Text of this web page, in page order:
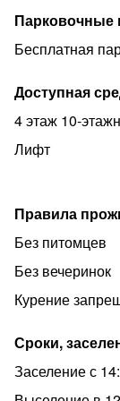
по QR-коду
себе иметь
Звоните, мы
пребывание
У нас не КУРЯТ!
Парковочные
Бесплатная
Доступная
4 этаж 10-
Лифт
Правила
Без питомцев
Без вечеринок
Курение
Сроки,
Заселение с